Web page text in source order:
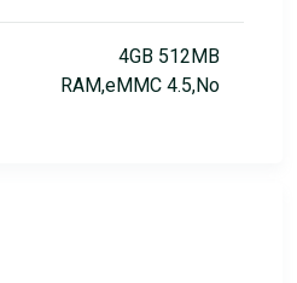
4GB 512MB
RAM,eMMC 4.5,No